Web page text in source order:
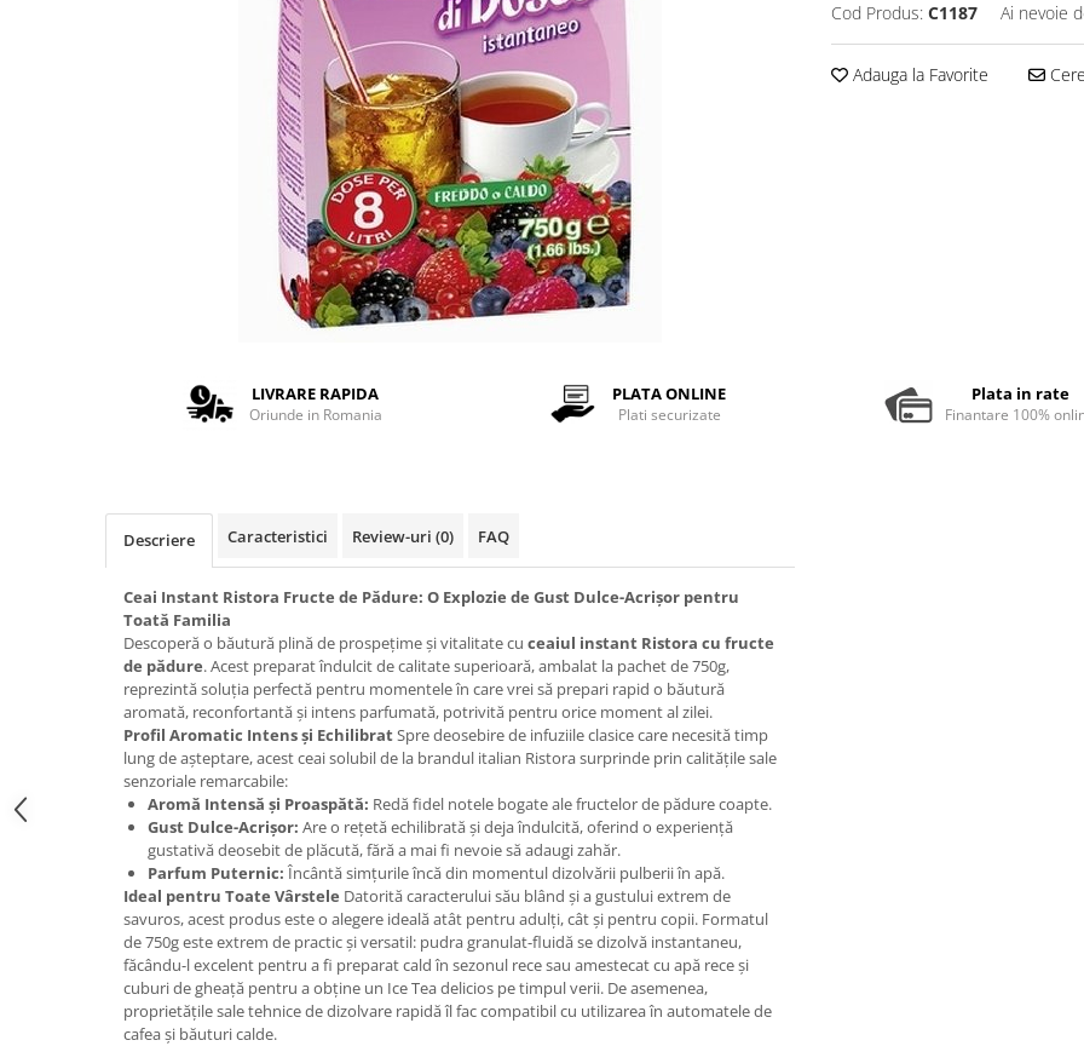
Pliculete Zahar si Miere
Aparate SH
Stabilizatoare tensiune
Piese schimb espressoare
Accesorii si intretinere
Tamper
Cod Produs: C1187 Ai nevoie
Adauga la Favorite
LIVRARE RAPIDA
Oriunde in Romania
PLATA ONLINE
Plati securizate
Plata in rate
Finantare 100%
Descriere Caracteristici Review-uri (0) FAQ
Ceai Instant Ristora Fructe de Pădure: O Explozie de Gust Dulce-Acrișor pentru
Toată Familia
Descoperă o băutură plină de prospețime și vitalitate cu ceaiul instant Ristora cu fructe
de pădure. Acest preparat îndulcit de calitate superioară, ambalat la pachet de 750g,
reprezintă soluția perfectă pentru momentele în care vrei să prepari rapid o băutură
aromată, reconfortantă și intens parfumată, potrivită pentru orice moment al zilei.
Profil Aromatic Intens și EchilibratSpre deosebire de infuziile clasice care necesită timp
lung de așteptare, acest ceai solubil de la brandul italian Ristora surprinde prin calitățile sale
senzoriale remarcabile:
Aromă Intensă și Proaspătă: Redă fidel notele bogate ale fructelor de pădure coapte.
Gust Dulce-Acrișor: Are o rețetă echilibrată și deja îndulcită, oferind o experiență
gustativă deosebit de plăcută, fără a mai fi nevoie să adaugi zahăr.
Parfum Puternic: Încântă simțurile încă din momentul dizolvării pulberii în apă.
Ideal pentru Toate Vârstele Datorită caracterului său blând și a gustului extrem de
savuros, acest produs este o alegere ideală atât pentru adulți, cât și pentru copii. Formatul
de 750g este extrem de practic și versatil: pudra granulat-fluidă se dizolvă instantaneu,
făcându-l excelent pentru a fi preparat cald în sezonul rece sau amestecat cu apă rece și
cuburi de gheață pentru a obține un Ice Tea delicios pe timpul verii. De asemenea,
proprietățile sale tehnice de dizolvare rapidă îl fac compatibil cu utilizarea în automatele de
cafea și băuturi calde.